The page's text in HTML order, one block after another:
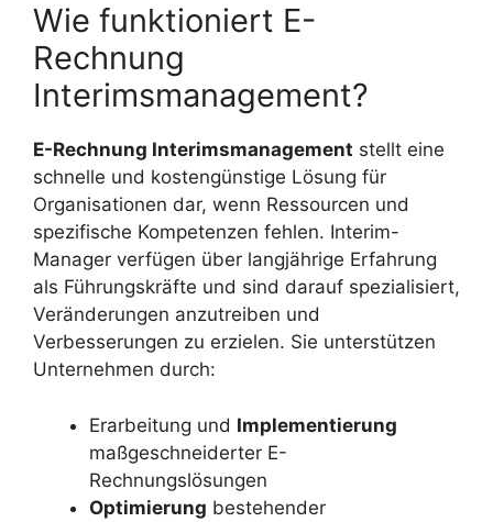
Wie funktioniert E-
Rechnung
Interimsmanagement?
E-Rechnung Interimsmanagement stellt eine
schnelle und kostengünstige Lösung für
Organisationen dar, wenn Ressourcen und
spezifische Kompetenzen fehlen. Interim-
Manager verfügen über langjährige Erfahrung
als Führungskräfte und sind darauf spezialisiert,
Veränderungen anzutreiben und
Verbesserungen zu erzielen. Sie unterstützen
Unternehmen durch:
Erarbeitung und Implementierung
maßgeschneiderter E-
Rechnungslösungen
Optimierung bestehender